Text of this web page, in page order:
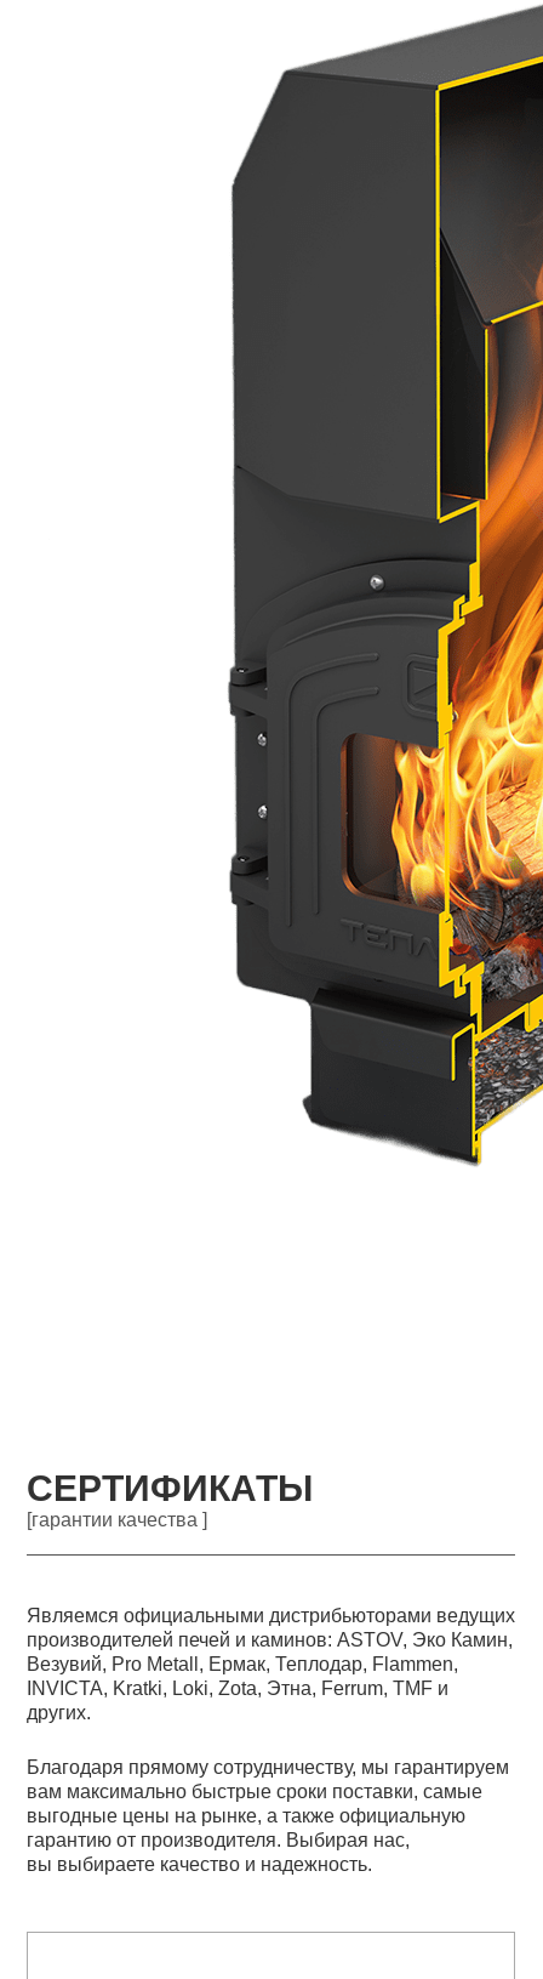
СЕРТИФИКАТЫ
[гарантии качества ]
Являемся официальными дистрибьюторами ведущих
производителей печей и каминов: ASTOV, Эко Камин,
Везувий, Pro Metall, Ермак, Теплодар, Flammen,
INVICTA, Kratki, Loki, Zota, Этна, Ferrum, TMF и
других.
Благодаря прямому сотрудничеству, мы гарантируем
вам максимально быстрые сроки поставки, самые
выгодные цены на рынке, а также официальную
гарантию от производителя. Выбирая нас,
вы выбираете качество и надежность.